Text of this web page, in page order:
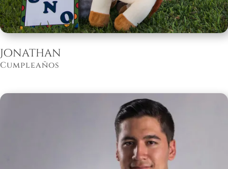
Jonathan
Cumpleaños